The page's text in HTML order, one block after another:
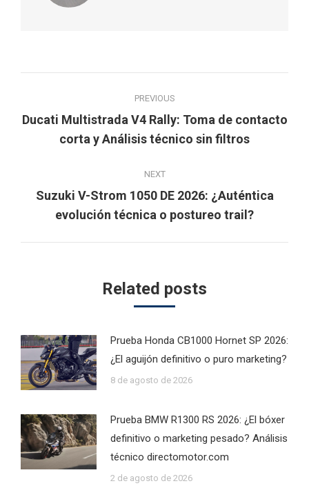
navigation
PREVIOUS
Previous
post:
Ducati Multistrada V4 Rally: Toma de contacto
corta y Análisis técnico sin filtros
NEXT
Next
post:
Suzuki V-Strom 1050 DE 2026: ¿Auténtica
evolución técnica o postureo trail?
Related posts
Prueba Honda CB1000 Hornet SP 2026:
¿El aguijón definitivo o puro marketing?
8 de agosto de 2026
Prueba BMW R1300 RS 2026: ¿El bóxer
definitivo o marketing pesado? Análisis
técnico directomotor.com
2 de agosto de 2026